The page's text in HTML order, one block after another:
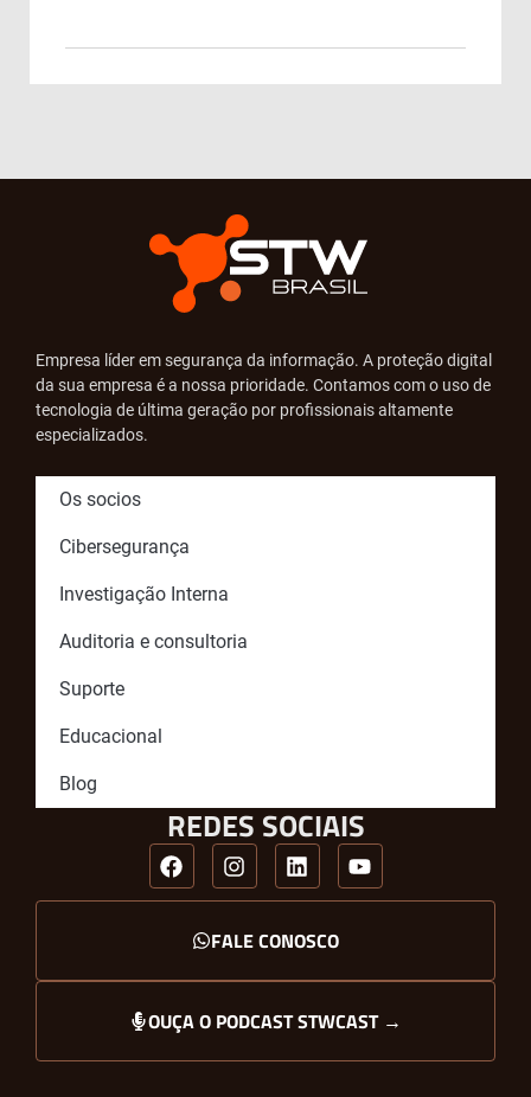
Empresa líder em segurança da informação. A proteção digital
da sua empresa é a nossa prioridade. Contamos com o uso de
tecnologia de última geração por profissionais altamente
especializados.
Os socios
Cibersegurança
Investigação Interna
Auditoria e consultoria
Suporte
Educacional
Blog
REDES SOCIAIS
FALE CONOSCO
OUÇA O PODCAST STWCAST →